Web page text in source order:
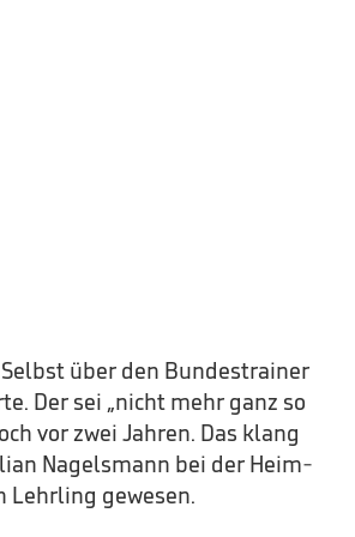
über den Bundestrainer
Der sei „nicht mehr ganz so
vor zwei Jahren. Das klang
Nagelsmann bei der Heim-
Lehrling gewesen.